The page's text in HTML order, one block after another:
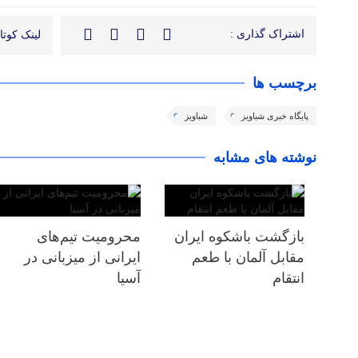
اشتراک گذاری : لینک
برچسب ها
پایگاه خبری شباویز شباویز
نوشته های مشابه
بازگشت باشکوه ایران
مقابل آلمان با طعم
انتقام
محرومیت تیم‌های
ایرانی از میزبانی در
آسیا